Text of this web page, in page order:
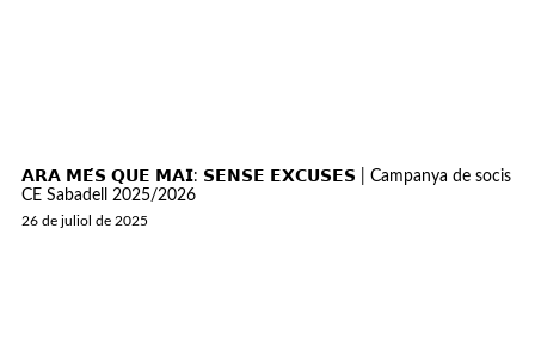
𝗔𝗥𝗔 𝗠𝗘́𝗦 𝗤𝗨𝗘 𝗠𝗔𝗜: 𝗦𝗘𝗡𝗦𝗘 𝗘𝗫𝗖𝗨𝗦𝗘𝗦 | Campanya de socis
CE Sabadell 2025/2026
26 de juliol de 2025